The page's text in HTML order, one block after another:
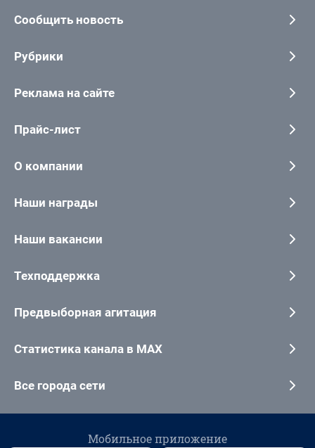
Сообщить новость
Рубрики
Реклама на сайте
Прайс-лист
О компании
Наши награды
Наши вакансии
Техподдержка
Предвыборная агитация
Статистика канала в MAX
Все города сети
Мобильное приложение